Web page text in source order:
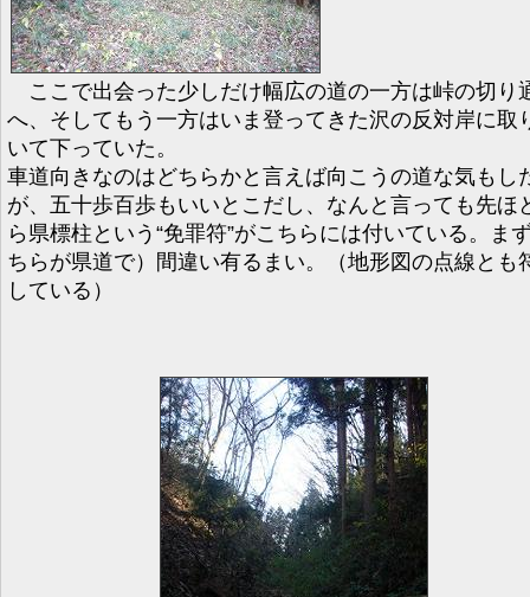
ここで出会った少しだけ幅広の道の一方は峠の切り
へ、そしてもう一方はいま登ってきた沢の反対岸に取
いて下っていた。
車道向きなのはどちらかと言えば向こうの道な気もし
が、五十歩百歩もいいとこだし、なんと言っても先ほ
ら県標柱という“免罪符”がこちらには付いている。ま
ちらが県道で）間違い有るまい。（地形図の点線とも
している）